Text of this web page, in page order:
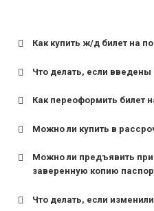
Как купить ж/д билет на
Что делать, если
Как переоформить билет
Можно ли купить в
Можно ли предъявить
заверенную копию
Что делать, если